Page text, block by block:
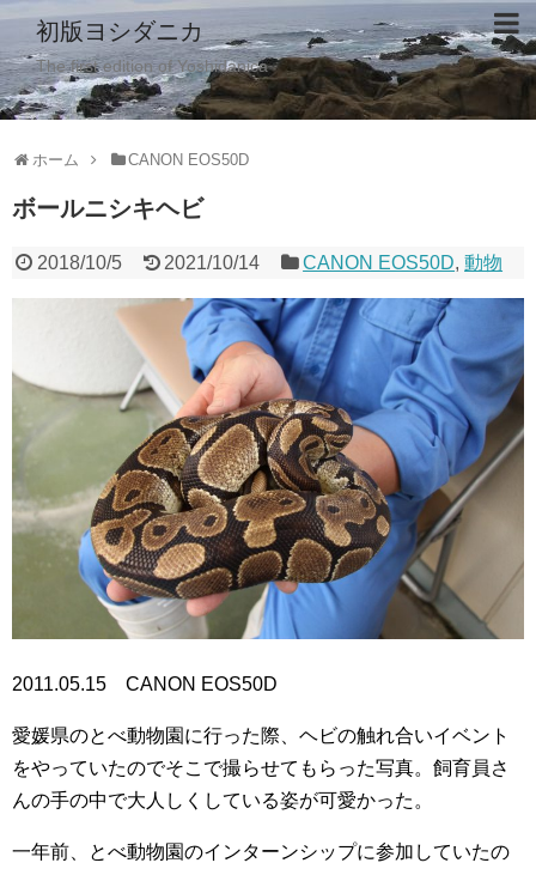
初版ヨシダニカ
The first edition of Yoshidanica
ホーム CANON EOS50D
ボールニシキヘビ
2018/10/5 2021/10/14 CANON EOS50D,動物
2011.05.15 CANON EOS50D
愛媛県のとべ動物園に行った際、ヘビの触れ合いイベント
をやっていたのでそこで撮らせてもらった写真。飼育員さ
んの手の中で大人しくしている姿が可愛かった。
一年前、とべ動物園のインターンシップに参加していたの